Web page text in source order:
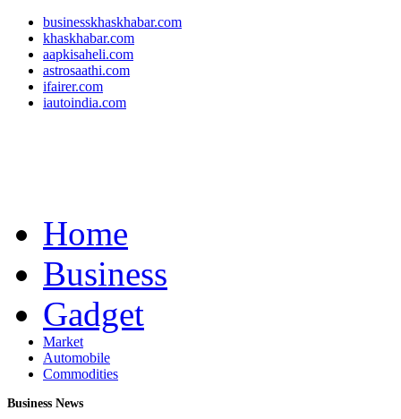
businesskhaskhabar.com
khaskhabar.com
aapkisaheli.com
astrosaathi.com
ifairer.com
iautoindia.com
Home
Business
Gadget
Market
Automobile
Commodities
Business News